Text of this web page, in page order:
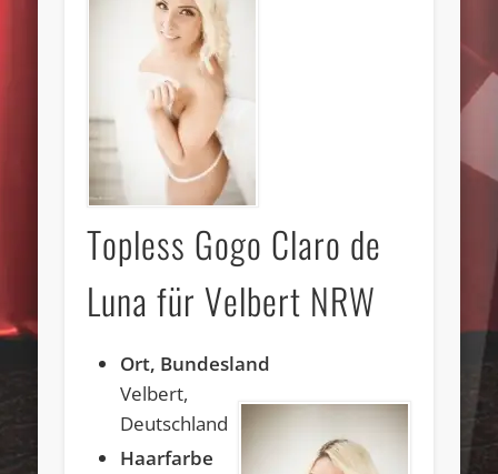
Topless Gogo Claro de
Luna für Velbert NRW
Ort, Bundesland
Velbert,
Deutschland
Haarfarbe